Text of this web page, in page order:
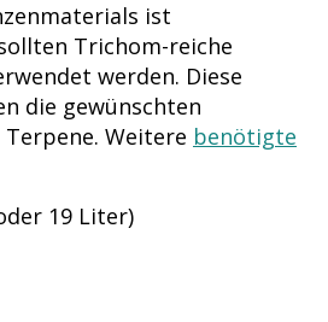
ist
Trichom-reiche
werden. Diese
die gewünschten
Weitere benötigte
19 Liter)